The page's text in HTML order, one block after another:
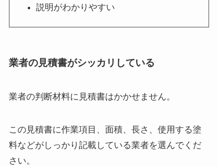
説明がわかりやすい
業者の見積書がシッカリしている
業者の判断材料に見積書はかかせません。
この見積書に作業項目、面積、長さ、使用する塗
料などがしっかり記載している業者を選んでくだ
さい。